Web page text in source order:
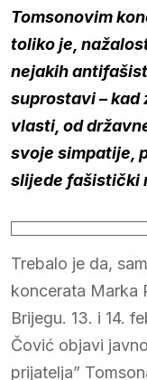
Tomsonovim
toliko je,
nejakih
suprostavi – kad
vlasti, od
svoje simpatije,
slijede fašistički
Trebalo je da,
koncerata Marka
Brijegu. 13. i 14.
Čović objavi
prijatelja”